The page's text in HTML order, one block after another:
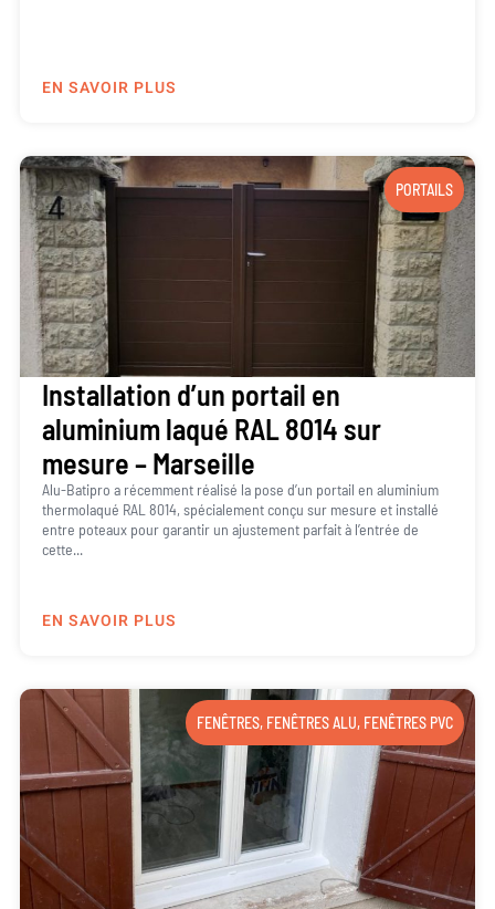
EN SAVOIR PLUS
PORTAILS
Installation d’un portail en
aluminium laqué RAL 8014 sur
mesure – Marseille
Alu-Batipro a récemment réalisé la pose d’un portail en aluminium
thermolaqué RAL 8014, spécialement conçu sur mesure et installé
entre poteaux pour garantir un ajustement parfait à l’entrée de
cette...
EN SAVOIR PLUS
FENÊTRES, FENÊTRES ALU, FENÊTRES PVC